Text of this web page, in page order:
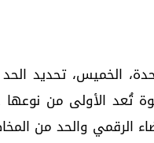
الخميس، تحديد
عاماً، في خطوة تُعد
الرقمي والحد من